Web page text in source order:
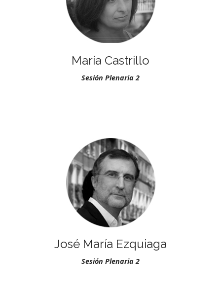
María Castrillo
Sesión Plenaria 2
José María Ezquiaga
Sesión Plenaria 2